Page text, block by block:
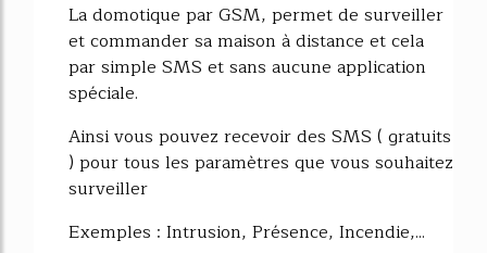
La domotique par GSM, permet de surveiller
et commander sa maison à distance et cela
par simple SMS et sans aucune application
spéciale.
Ainsi vous pouvez recevoir des SMS ( gratuits
) pour tous les paramètres que vous souhaitez
surveiller
Exemples : Intrusion, Présence, Incendie,...